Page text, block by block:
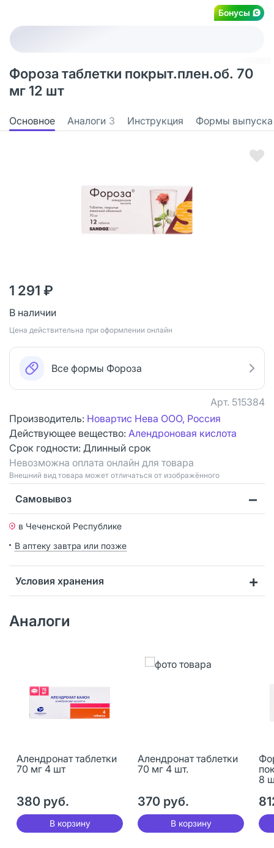
Бонусы
Фороза таблетки покрыт.плен.об. 70
мг 12 шт
Основное Аналоги 3 Инструкция Формы выпуска
1 291 ₽
В наличии
Цена действительна при оформлении онлайн
Все формы Фороза
Арт. 515384
Производитель: Новартис Нева ООО, Россия
Действующее вещество: Алендроновая кислота
Срок годности: Длинный срок
Невозможна оплата онлайн для товара
Bнешний вид товара может отличаться от изображённого
Самовывоз
в Чеченской Республике
В аптеку завтра или позже
Условия хранения
Аналоги
Алендронат таблетки
70 мг 4 шт
380 руб.
В корзину
Алендронат таблетки
70 мг 4 шт.
370 руб.
В корзину
8